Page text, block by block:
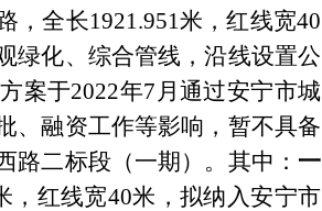
，全长1921.951米，红线宽40
绿化、综合管线，沿线设置公
案于2022年7 月通过安宁市城
、融资工作等影响，暂不具备
路二标段（一期）。其中： 一
，红线宽40米，拟纳入安宁市